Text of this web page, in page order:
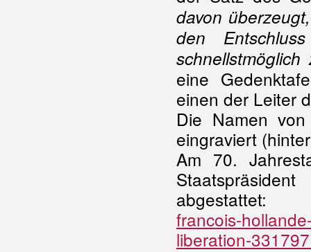
davon
den
schnellstmöglich
eine
einen der Leiter
Die Namen
eingraviert
Am 70.
francois-
liberation-